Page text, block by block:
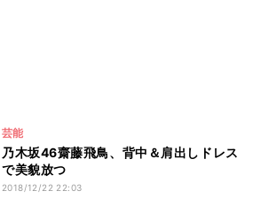
芸能
乃木坂46齋藤飛鳥、背中＆肩出しドレス
で美貌放つ
2018/12/22 22:03